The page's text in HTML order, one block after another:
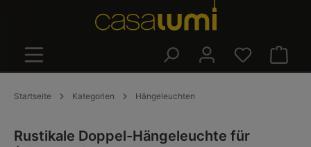
Startseite Kategorien Hängeleuchten
Rustikale Doppel-Hängeleuchte für